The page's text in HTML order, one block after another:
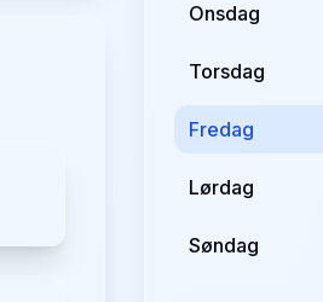
Onsdag
Torsdag
Fredag
Lørdag
Søndag